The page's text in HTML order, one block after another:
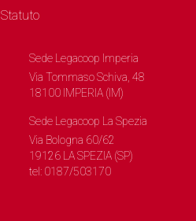
Statuto
Sede Legacoop Imperia
Via Tommaso Schiva, 48
18100 IMPERIA (IM)
Sede Legacoop La Spezia
Via Bologna 60/62
19126 LA SPEZIA (SP)
tel: 0187/503170